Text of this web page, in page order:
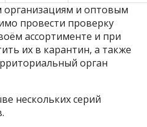
и оптовым
провести проверку
ассортименте и при
их в карантин, а также
орган
нескольких серий